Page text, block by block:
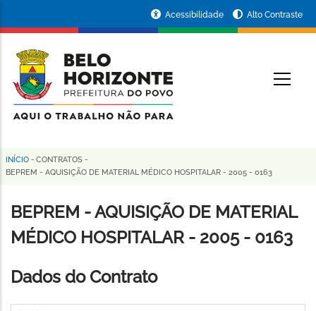
conteúdo
principal
da
Prefeitura
de
Horizonte
Acessibilidade Alto Contraste
Trilha
navegação
INÍCIO - CONTRATOS -
BEPREM - AQUISIÇÃO DE MATERIAL MÉDICO HOSPITALAR - 2005 - 0163
BEPREM - AQUISIÇÃO DE MATERIAL
MÉDICO HOSPITALAR - 2005 - 0163
Dados do Contrato